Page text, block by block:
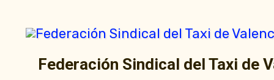
contenido
Federación Sindical del Taxi de